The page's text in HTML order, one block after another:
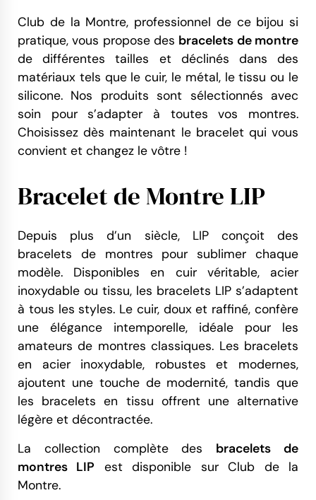
Club de la Montre, professionnel de ce bijou si
pratique, vous propose des bracelets de montre
de différentes tailles et déclinés dans des
matériaux tels que le cuir, le métal, le tissu ou le
silicone. Nos produits sont sélectionnés avec
soin pour s’adapter à toutes vos montres.
Choisissez dès maintenant le bracelet qui vous
convient et changez le vôtre !
Bracelet de Montre LIP
Depuis plus d’un siècle, LIP conçoit des
bracelets de montres pour sublimer chaque
modèle. Disponibles en cuir véritable, acier
inoxydable ou tissu, les bracelets LIP s’adaptent
à tous les styles. Le cuir, doux et raffiné, confère
une élégance intemporelle, idéale pour les
amateurs de montres classiques. Les bracelets
en acier inoxydable, robustes et modernes,
ajoutent une touche de modernité, tandis que
les bracelets en tissu offrent une alternative
légère et décontractée.
La collection complète des bracelets de
montres LIP est disponible sur Club de la
Montre.